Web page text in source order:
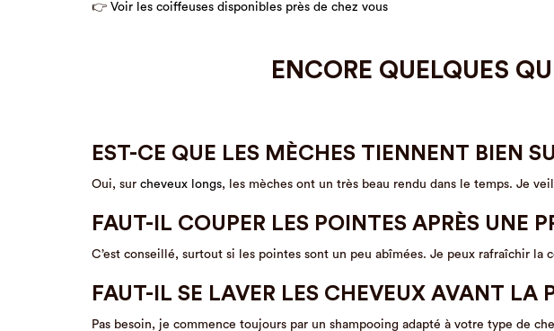
👉 Voir les coiffeuses disponibles près de chez vous
ENCORE QUELQUES
EST-CE QUE LES MÈCHES TIENNENT BIEN
Oui, sur cheveux longs, les mèches ont un très beau rendu dans le temps. Je
FAUT-IL COUPER LES POINTES APRÈS UNE
C’est conseillé, surtout si les pointes sont un peu abîmées. Je peux rafraîchir
FAUT-IL SE LAVER LES CHEVEUX AVANT LA
Pas besoin, je commence toujours par un shampooing adapté à votre type de